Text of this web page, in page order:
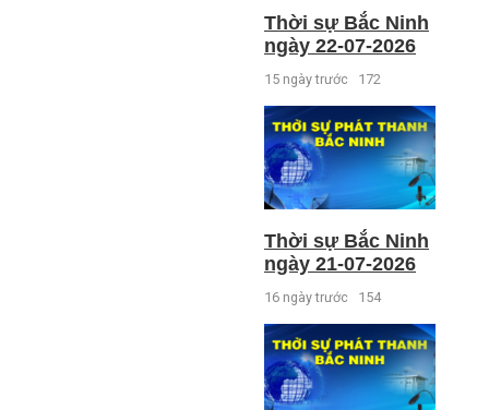
Thời sự Bắc Ninh
ngày 22-07-2026
15 ngày trước 172
Thời sự Bắc Ninh
ngày 21-07-2026
16 ngày trước 154